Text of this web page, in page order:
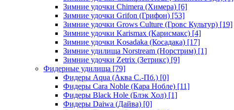
Зимние удочки Chimera (Химера) [6]
Зимние удочки Grifon (Грифон) [53]
Зимние удочки Grows Culture (Гровс Культур) [19]
Зимние удочки Karismax (Карисмакс) [4]
Зимние удочки Kosadaka (Косадака) [17]
Зимние удилища Norstream (Норстрим) [1]
Зимние удочки Zetrix (Зетрикс) [9]
Фидерные удилища [79]
Фидеры Aqua (Аква С.-Пб.) [0]
Фидеры Cara Noble (Кара Нобле) [11]
Фидеры Black Hole (Блэк Хол) [1]
Фидеры Daiwa (Дайва) [0]